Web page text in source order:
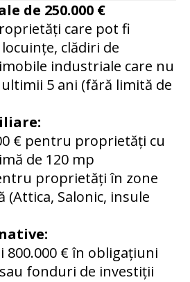
de 250.000 €
care pot fi
clădiri de
industriale care nu
5 ani (fără limită de
€ pentru proprietăți cu
de 120 mp
proprietăți în zone
(Attica, Salonic, insule
800.000 € în obligațiuni
fonduri de investiții